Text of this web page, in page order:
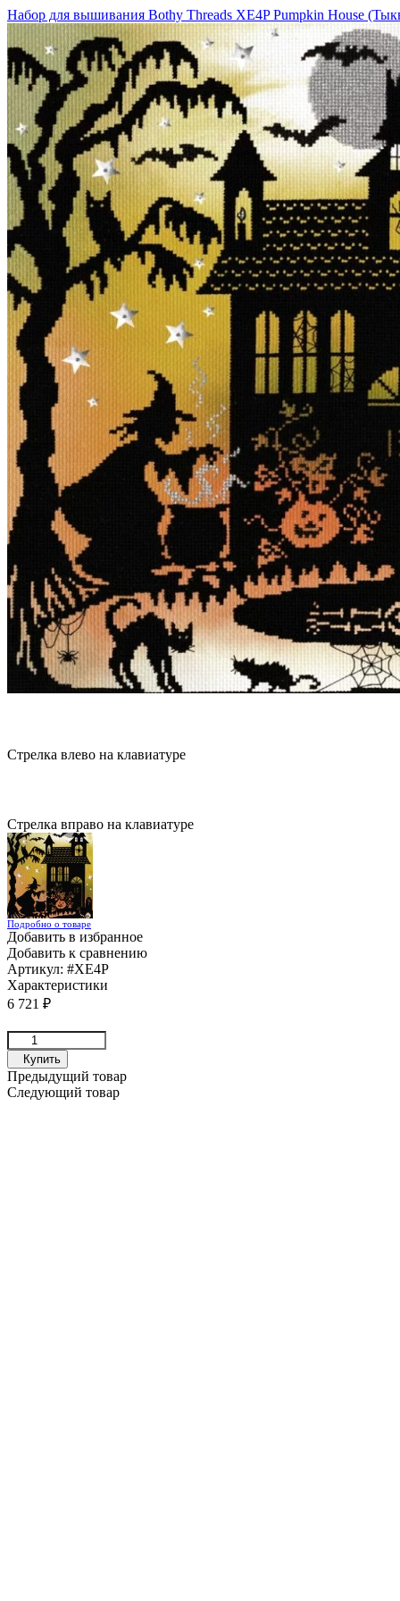
Набор для вышивания Bothy Threads XE4P Pumpkin House
Стрелка влево на клавиатуре
Стрелка вправо на клавиатуре
Подробно о товаре
Добавить в избранное
Добавить к сравнению
Артикул: #XE4P
Характеристики
6 721 ₽
Купить
Предыдущий товар
Следующий товар